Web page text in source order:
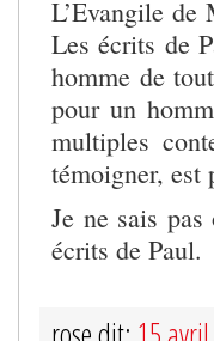
L’Evangile de
Les écrits de
homme de
pour un
multiples
témoigner, est
Je ne sais
écrits de Paul.